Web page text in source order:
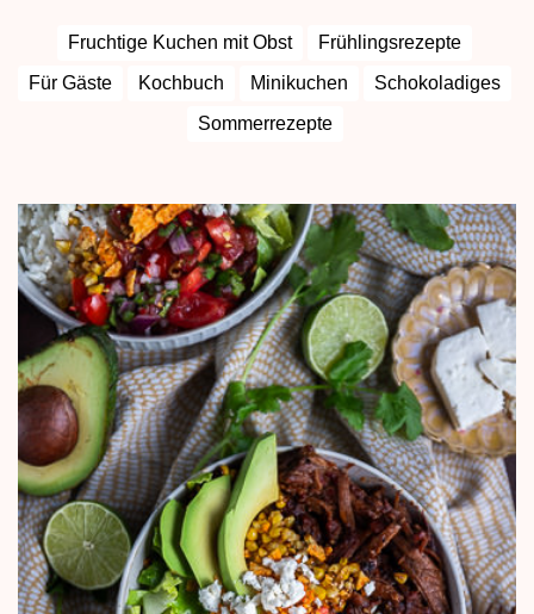
Fruchtige Kuchen mit Obst
Frühlingsrezepte
Für Gäste
Kochbuch Minikuchen
Schokoladiges
Sommerrezepte